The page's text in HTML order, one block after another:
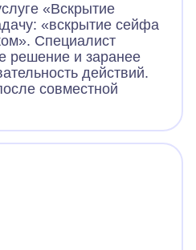
«Вскрытие
«вскрытие сейфа
Специалист
решение и заранее
действий.
совместной